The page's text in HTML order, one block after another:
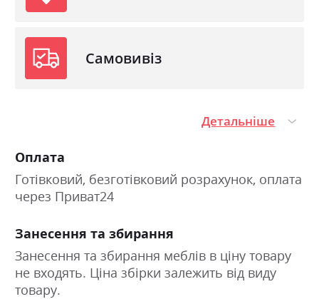
Самовивіз
Детальніше
Оплата
Готівковий, безготівковий розрахунок, оплата
через Приват24
Занесення та збирання
Занесення та збирання меблів в ціну товару
не входять. Ціна збірки залежить від виду
товару.